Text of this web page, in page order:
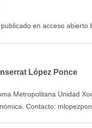
en acceso abierto
López Ponce
Metropolitana Unidad
Contacto: